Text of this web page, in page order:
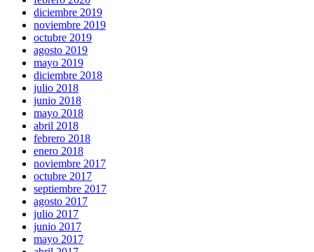
diciembre 2019
noviembre 2019
octubre 2019
agosto 2019
mayo 2019
diciembre 2018
julio 2018
junio 2018
mayo 2018
abril 2018
febrero 2018
enero 2018
noviembre 2017
octubre 2017
septiembre 2017
agosto 2017
julio 2017
junio 2017
mayo 2017